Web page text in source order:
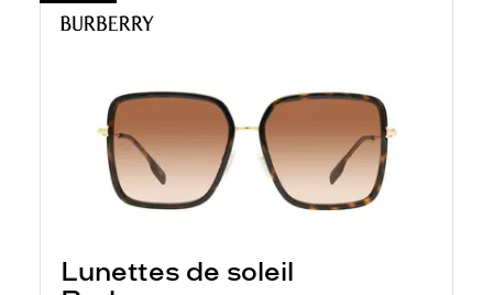
Lunettes de soleil